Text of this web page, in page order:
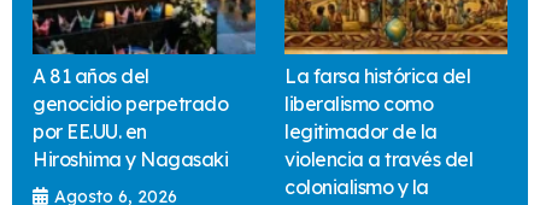
A 81 años del
genocidio perpetrado
por EE.UU. en
Hiroshima y Nagasaki
Agosto 6, 2026
La farsa histórica del
liberalismo como
legitimador de la
violencia a través del
colonialismo y la